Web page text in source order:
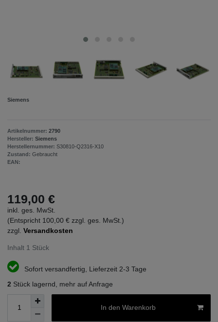
Siemens
Artikelnummer: 2790
Hersteller: Siemens
Herstellernummer: S30810-Q2316-X10
Zustand: Gebraucht
EAN:
119,00 €
inkl. ges. MwSt.
(Entspricht 100,00 € zzgl. ges. MwSt.)
zzgl. Versandkosten
Inhalt 1 Stück
Sofort versandfertig, Lieferzeit 2-3 Tage
2 Stück lagernd, mehr auf Anfrage
In den Warenkorb